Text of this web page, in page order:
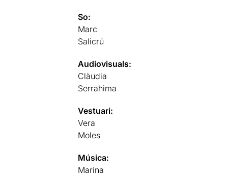
So:
Marc
Salicrú
Audiovisuals:
Clàudia
Serrahima
Vestuari:
Vera
Moles
Música:
Marina